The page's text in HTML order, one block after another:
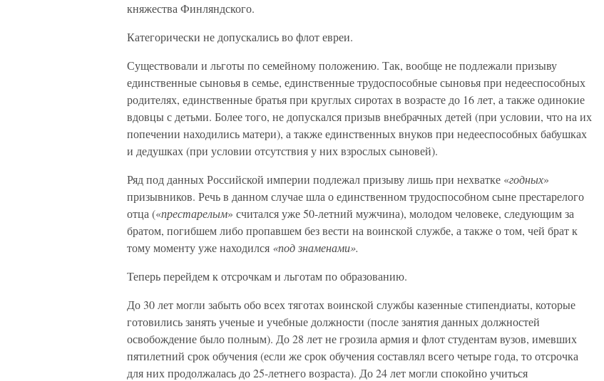
княжества Финляндского.
Категорически не допускались во флот евреи.
Существовали и льготы по семейному положению. Так, вообще не подлежали призыву
единственные сыновья в семье, единственные трудоспособные сыновья при недееспособных
родителях, единственные братья при круглых сиротах в возрасте до 16 лет, а также одинокие
вдовцы с детьми. Более того, не допускался призыв внебрачных детей (при условии, что на их
попечении находились матери), а также единственных внуков при недееспособных бабушках
и дедушках (при условии отсутствия у них взрослых сыновей).
Ряд под данных Российской империи подлежал призыву лишь при нехватке «годных»
призывников. Речь в данном случае шла о единственном трудоспособном сыне престарелого
отца («престарелым» считался уже 50-летний мужчина), молодом человеке, следующим за
братом, погибшем либо пропавшем без вести на воинской службе, а также о том, чей брат к
тому моменту уже находился «под знаменами».
Теперь перейдем к отсрочкам и льготам по образованию.
До 30 лет могли забыть обо всех тяготах воинской службы казенные стипендиаты, которые
готовились занять ученые и учебные должности (после занятия данных должностей
освобождение было полным). До 28 лет не грозила армия и флот студентам вузов, имевших
пятилетний срок обучения (если же срок обучения составлял всего четыре года, то отсрочка
для них продолжалась до 25-летнего возраста). До 24 лет могли спокойно учиться